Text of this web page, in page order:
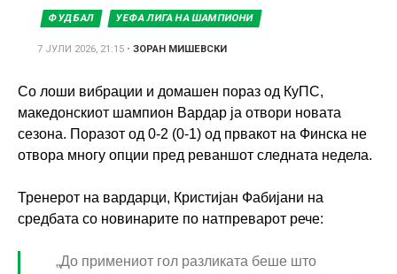
ФУДБАЛ УЕФА ЛИГА НА ШАМПИОНИ
7 ЈУЛИ 2026, 21:15 •ЗОРАН МИШЕВСКИ
Со лоши вибрации и домашен пораз од КуПС,
македонскиот шампион Вардар ја отвори новата
сезона. Поразот од 0-2 (0-1) од првакот на Финска не
отвора многу опции пред реваншот следната недела.
Тренерот на вардарци, Кристијан Фабијани на
средбата со новинарите по натпреварот рече:
„До примениот гол разликата беше што